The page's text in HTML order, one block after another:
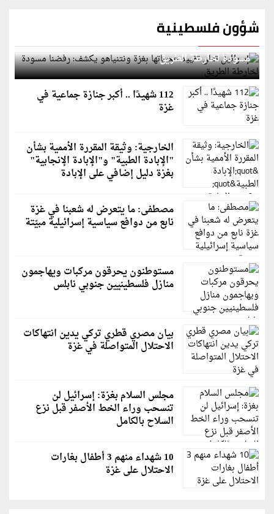
شؤون فلسطينية
إسرائيل تعلن تقييد هجماتها بغزة ونتنياهو يكشف: رفضنا
مسودة لخارطة الطريق
112 شهيدًا .. أكبر جنازة جماعية في
غزة
الخارجية: وثيقة المقررة الأممية بشأن
"الإبادة الطبية" و"الإبادة الإنجابية"
بغزة دليل إضافي على الإبادة
مصطفى: ما يتعرض له شعبنا في غزة
نابع من دوافع سياسية إسرائيلية مبيّتة
مستوطنون يحرقون مركبات ويهاجمون
منازل فلسطينيين جنوبي نابلس
بيان مصري قطري تركي يدين انتهاكات
الاحتلال المتواصلة في غزة
مجلس السلام بغزة: إسرائيل لن
تنسحب وراء الخط الأصفر قبل نزع
السلاح بالكامل
10 شهداء منهم 3 أطفال بغارات
الاحتلال على غزة